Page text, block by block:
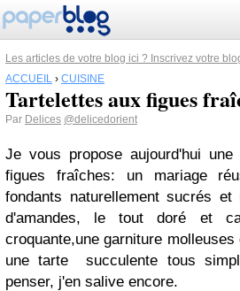
Les articles de votre blog ici ? Inscrivez votre
ACCUEIL › CUISINE
Tartelettes aux figues
Par Delices @delicedorient
Je vous propose aujourd'hui une
figues fraîches: un mariage
fondants naturellement sucrés
d'amandes, le tout doré et
croquante,une garniture
une tarte succulente tous
penser, j'en salive encore.